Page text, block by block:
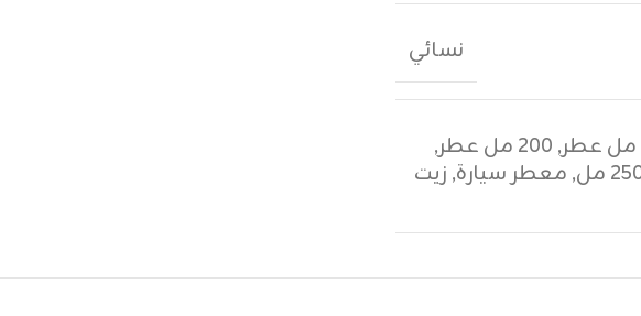
نسائي
, ٢٠٠ مل عطر
,
, معطر سيارة, زيت